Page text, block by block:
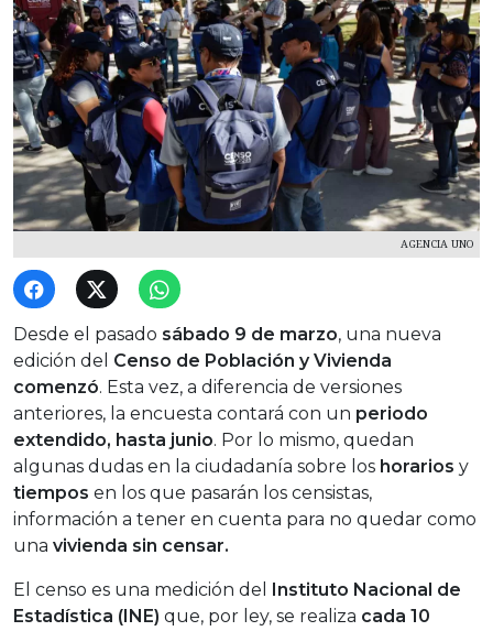
AGENCIA UNO
Desde el pasado sábado 9 de marzo, una nueva
edición del Censo de Población y Vivienda
comenzó. Esta vez, a diferencia de versiones
anteriores, la encuesta contará con un periodo
extendido, hasta junio. Por lo mismo, quedan
algunas dudas en la ciudadanía sobre los horarios y
tiempos en los que pasarán los censistas,
información a tener en cuenta para no quedar como
una vivienda sin censar.
El censo es una medición del
Instituto Nacional de
Estadística (INE) que, por ley, se realiza cada 10